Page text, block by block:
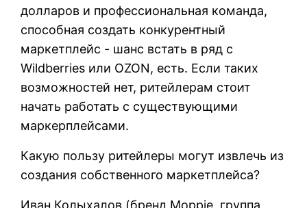
долларов и профессиональная команда,
способная создать конкурентный
маркетплейс - шанс встать в ряд с
Wildberries или OZON, есть. Если таких
возможностей нет, ритейлерам стоит
начать работать с существующими
маркерплейсами.
Какую пользу ритейлеры могут извлечь из
создания собственного маркетплейса?